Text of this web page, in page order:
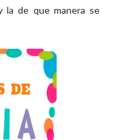
la de que manera se